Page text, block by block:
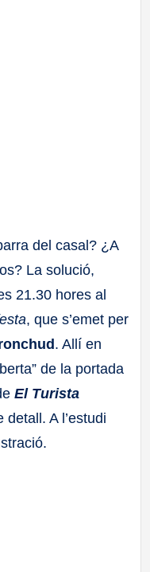
del casal? ¿A
La solució,
21.30 hores al
, que s’emet per
. Allí en
de la portada
El Turista
A l’estudi